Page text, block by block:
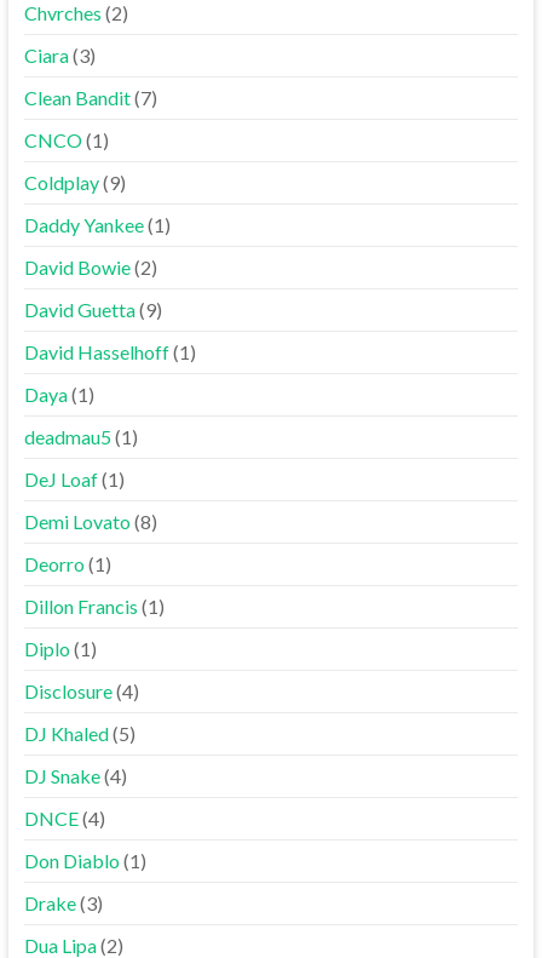
Chvrches (2)
Ciara(3)
Clean Bandit(7)
CNCO(1)
Coldplay(9)
Daddy Yankee(1)
David Bowie(2)
David Guetta(9)
David Hasselhoff(1)
Daya(1)
deadmau5(1)
DeJ Loaf(1)
Demi Lovato(8)
Deorro(1)
Dillon Francis (1)
Diplo(1)
Disclosure(4)
DJ Khaled(5)
DJ Snake(4)
DNCE(4)
Don Diablo(1)
Drake(3)
Dua Lipa(2)